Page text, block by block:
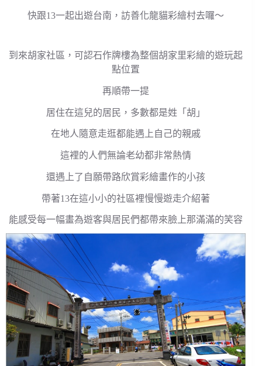
快跟13一起出遊台南，訪善化龍貓彩繪村去囉～
到來胡家社區，可認石作牌樓為整個胡家里彩繪的遊玩起
點位置
再順帶一提
居住在這兒的居民，多數都是姓「胡」
在地人隨意走逛都能遇上自己的親戚
這裡的人們無論老幼都非常熱情
還遇上了自願帶路欣賞彩繪畫作的小孩
帶著13在這小小的社區裡慢慢遊走介紹著
能感受每一幅畫為遊客與居民們都帶來臉上那滿滿的笑容